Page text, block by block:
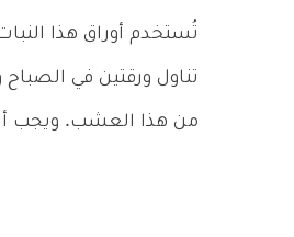
تُستخدم أوراق هذا
من هذا العشب. ويجب أن